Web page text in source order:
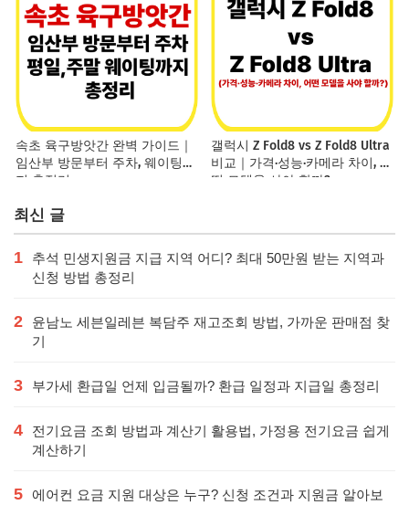
속초 육구방앗간 완벽 가이드｜
임산부 방문부터 주차, 웨이팅까
지 총정리
갤럭시 Z Fold8 vs Z Fold8 Ultra
비교｜가격·성능·카메라 차이, 어
떤 모델을 사야 할까?
최신 글
1
추석 민생지원금 지급 지역 어디? 최대 50만원 받는 지역과
신청 방법 총정리
2
윤남노 세븐일레븐 복담주 재고조회 방법, 가까운 판매점 찾
기
3 부가세 환급일 언제 입금될까? 환급 일정과 지급일 총정리
4
전기요금 조회 방법과 계산기 활용법, 가정용 전기요금 쉽게
계산하기
5
에어컨 요금 지원 대상은 누구? 신청 조건과 지원금 알아보